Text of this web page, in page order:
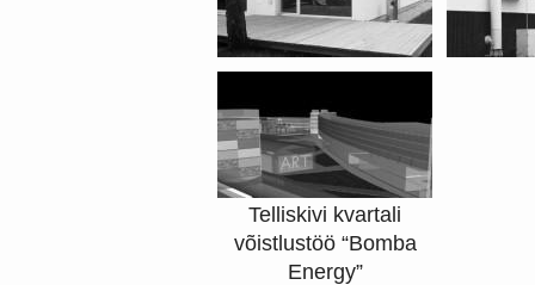
Telliskivi kvartali
võistlustöö “Bomba
Energy”